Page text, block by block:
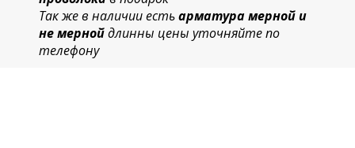
Так же в наличии естьарматура мерной и
не мернойдлинны цены уточняйте по
телефону